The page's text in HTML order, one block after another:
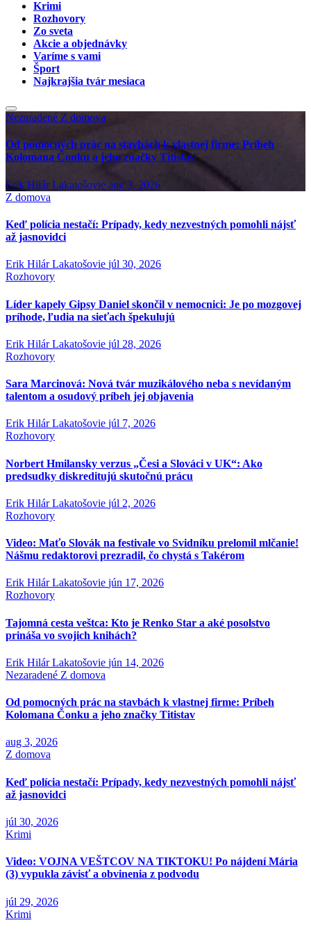
Krimi
Rozhovory
Zo sveta
Akcie a objednávky
Varíme s vami
Šport
Najkrajšia tvár mesiaca
Nezaradené Z domova
Od pomocných prác na stavbách k vlastnej firme: Príbeh
Kolomana Čonku a jeho značky Titistav
Erik Hilár Lakatošovie aug 3, 2026
Z domova
Keď polícia nestačí: Prípady, kedy nezvestných pomohli nájsť
až jasnovidci
Erik Hilár Lakatošovie júl 30, 2026
Rozhovory
Líder kapely Gipsy Daniel skončil v nemocnici: Je po mozgovej
príhode, ľudia na sieťach špekulujú
Erik Hilár Lakatošovie júl 28, 2026
Rozhovory
Sara Marcinová: Nová tvár muzikálového neba s nevídaným
talentom a osudový príbeh jej objavenia
Erik Hilár Lakatošovie júl 7, 2026
Rozhovory
Norbert Hmilansky verzus „Česi a Slováci v UK“: Ako
predsudky diskreditujú skutočnú prácu
Erik Hilár Lakatošovie júl 2, 2026
Rozhovory
Video: Maťo Slovák na festivale vo Svidníku prelomil mlčanie!
Nášmu redaktorovi prezradil, čo chystá s Takérom
Erik Hilár Lakatošovie jún 17, 2026
Rozhovory
Tajomná cesta veštca: Kto je Renko Star a aké posolstvo
prináša vo svojich knihách?
Erik Hilár Lakatošovie jún 14, 2026
Nezaradené Z domova
Od pomocných prác na stavbách k vlastnej firme: Príbeh
Kolomana Čonku a jeho značky Titistav
aug 3, 2026
Z domova
Keď polícia nestačí: Prípady, kedy nezvestných pomohli nájsť
až jasnovidci
júl 30, 2026
Krimi
Video: VOJNA VEŠTCOV NA TIKTOKU! Po nájdení Mária
(3) vypukla závisť a obvinenia z podvodu
júl 29, 2026
Krimi